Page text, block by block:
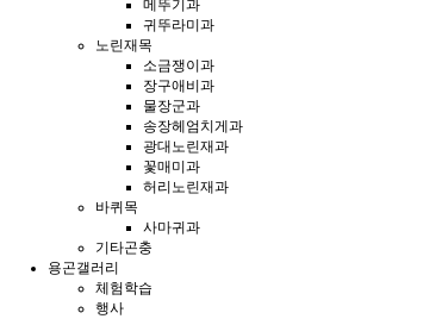
메뚜기과
귀뚜라미과
노린재목
소금쟁이과
장구애비과
물장군과
송장헤엄치게과
광대노린재과
꽃매미과
허리노린재과
바퀴목
사마귀과
기타곤충
용곤갤러리
체험학습
행사